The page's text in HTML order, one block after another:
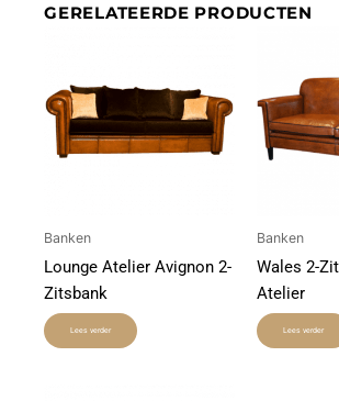
GERELATEERDE PRODUCTEN
Banken
Lounge Atelier Avignon 2-
Zitsbank
Lees verder
Banken
Wales 2-
Atelier
Lees verder